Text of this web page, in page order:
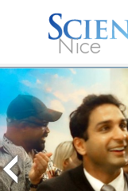
Nice
L. Ron Hubbard